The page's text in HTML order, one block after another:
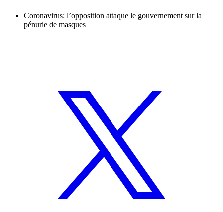
Coronavirus: l’opposition attaque le gouvernement sur la
pénurie de masques